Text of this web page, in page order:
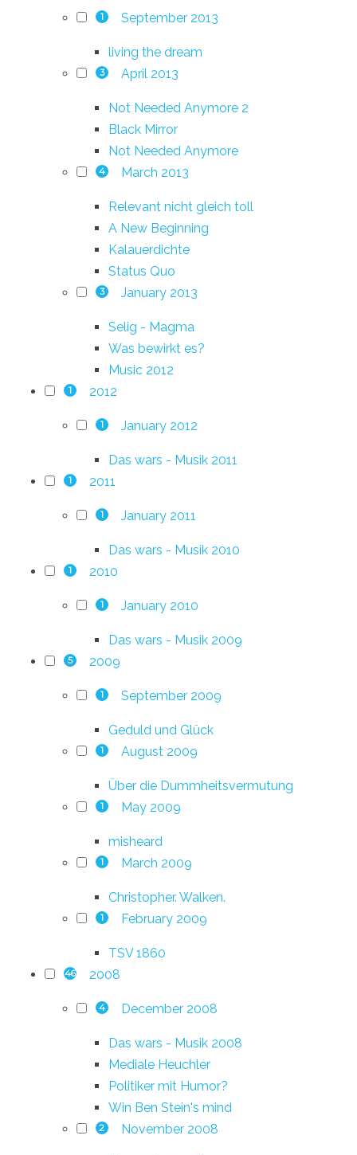
1 September 2013
living the dream
3 April 2013
Not Needed Anymore 2
Black Mirror
Not Needed Anymore
4 March 2013
Relevant nicht gleich toll
A New Beginning
Kalauerdichte
Status Quo
3 January 2013
Selig - Magma
Was bewirkt es?
Music 2012
1 2012
1 January 2012
Das wars - Musik 2011
1 2011
1 January 2011
Das wars - Musik 2010
1 2010
1 January 2010
Das wars - Musik 2009
5 2009
1 September 2009
Geduld und Glück
1 August 2009
Über die Dummheitsvermutung
1 May 2009
misheard
1 March 2009
Christopher. Walken.
1 February 2009
TSV 1860
46 2008
4 December 2008
Das wars - Musik 2008
Mediale Heuchler
Politiker mit Humor?
Win Ben Stein's mind
2 November 2008